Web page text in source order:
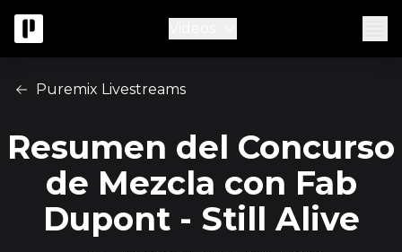
Puremix Livestreams
Resumen del Concurso
de Mezcla con Fab
Dupont - Still Alive